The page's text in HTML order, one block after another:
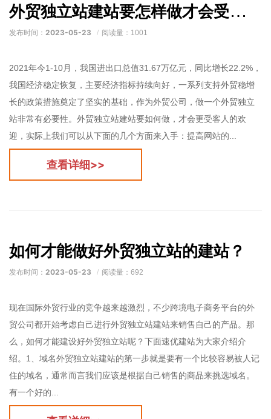
外贸独立站建站要怎样做才会受到客户欢迎？
发布时间： 2023-05-23 阅读量：1001
2021年今1-10月，我国进出口总值31.67万亿元，同比增长22.2%，
我国经济稳定恢复，主要经济指标持续向好，一系列支持外贸稳增
长的政策措施奠定了坚实的基础，作为外贸公司，做一个外贸独立
站非常有必要性。外贸独立站建站要如何做，才会更受客人的欢
迎，实际上我们可以从下面的几个方面来入手：提高网站的...
查看详细>>
如何才能做好外贸独立站的建站？
发布时间： 2023-05-23 阅读量：692
现在国际外贸行业的竞争越来越激烈，不少跨境电子商务平台的外
贸公司都开始考虑自己进行外贸独立站建站来销售自己的产品。那
么，如何才能建设好外贸独立站呢？下面速优建站为大家介绍介
绍。1、域名外贸独立站建站的第一步就是要有一个比较容易被人记
住的域名，通常而言我们应该是根据自己销售的商品来挑选域名。
有一个好的...